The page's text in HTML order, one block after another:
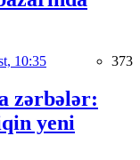
10:35 373
zərbələr:
yeni